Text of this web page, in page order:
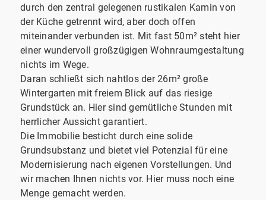
durch den zentral gelegenen rustikalen Kamin von
der Küche getrennt wird, aber doch offen
miteinander verbunden ist. Mit fast 50m² steht hier
einer wundervoll großzügigen Wohnraumgestaltung
nichts im Wege.
Daran schließt sich nahtlos der 26m² große
Wintergarten mit freiem Blick auf das riesige
Grundstück an. Hier sind gemütliche Stunden mit
herrlicher Aussicht garantiert.
Die Immobilie besticht durch eine solide
Grundsubstanz und bietet viel Potenzial für eine
Modernisierung nach eigenen Vorstellungen. Und
wir machen Ihnen nichts vor. Hier muss noch eine
Menge gemacht werden.